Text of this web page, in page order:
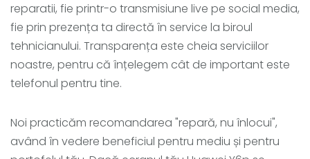
reparatii, fie printr-o transmisiune live pe social media,
fie prin prezența ta directă în service la biroul
tehnicianului. Transparența este cheia serviciilor
noastre, pentru că înțelegem cât de important este
telefonul pentru tine.
Noi practicăm recomandarea "repară, nu înlocui",
având în vedere beneficiul pentru mediu și pentru